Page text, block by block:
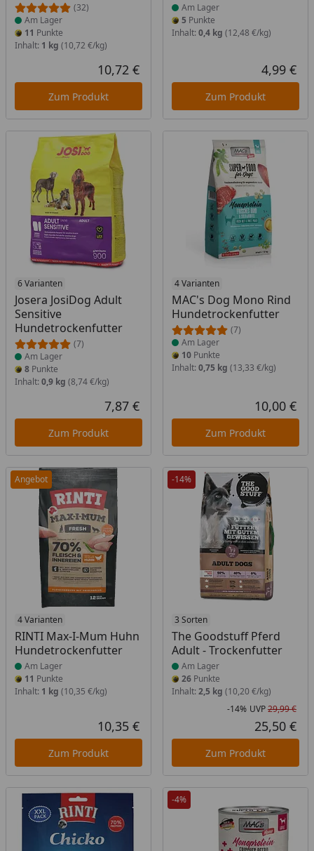
(32)
Am Lager
11 Punkte
Inhalt: 1 kg (10,72 €/kg)
Aktueller Preis
10,72 €
Zum Produkt
Am Lager
5 Punkte
Inhalt: 0,4 kg (12,48 €/kg)
4,99 €
Zum Produkt
6 Varianten
Josera JosiDog Adult
Sensitive
Hundetrockenfutter
(7)
Produkt am Lager
Am Lager
8 Punkte
Inhalt: 0,9 kg (8,74 €/kg)
Aktueller Preis
7,87 €
Zum Produkt
4 Varianten
MAC's Dog Mono Rind
Hundetrockenfutter
(7)
Produkt am Lager
Am Lager
10Punkte
Inhalt: 0,75 kg (13,33 €/kg)
10,00 €
Zum Produkt
Angebot
4 Varianten
RINTI Max-I-Mum Huhn
Hundetrockenfutter
Produkt am Lager
Am Lager
11 Punkte
Inhalt: 1 kg (10,35 €/kg)
Aktueller Preis
10,35 €
Zum Produkt
-14%
3 Sorten
The Goodstuff Pferd
Adult - Trockenfutter
Produkt am Lager
Am Lager
26Punkte
Inhalt: 2,5 kg (10,20 €/kg)
-14% UVP29,99 €
25,50 €
Zum Produkt
-4%